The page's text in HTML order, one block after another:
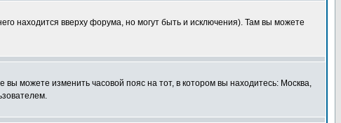
находится вверху форума, но могут быть и исключения). Там вы можете
можете изменить часовой пояс на тот, в котором вы находитесь: Москва,